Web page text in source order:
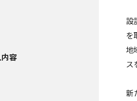
容
設
を
地
ス
新